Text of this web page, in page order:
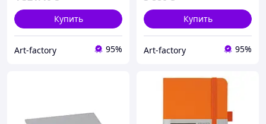
Купить
Art-factory 95%
Купить
Art-factory 95%